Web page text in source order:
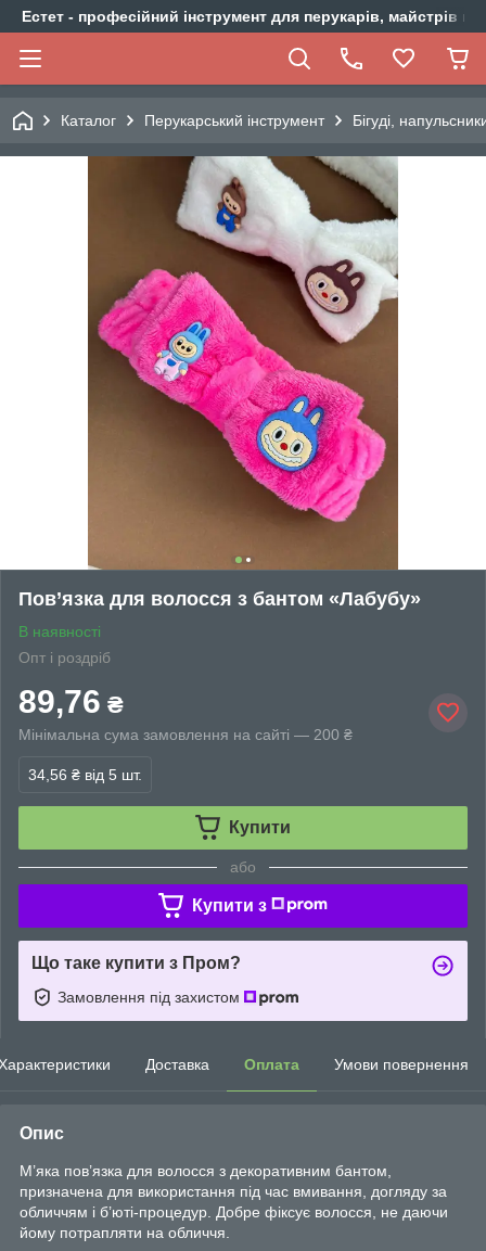
Естет - професійний інструмент для перукарів, майстрів
Каталог Перукарський інструмент Бігуді,
Пов’язка для волосся з бантом «Лабубу»
В наявності
Опт і роздріб
89,76 ₴
Мінімальна сума замовлення на сайті — 200 ₴
34,56 ₴ від 5 шт.
Купити
або
Купити з
Що таке купити з Пром?
Замовлення під захистом
Доставка Оплата Умови повернення
Опис
М’яка пов’язка для волосся з декоративним бантом,
призначена для використання під час вмивання, догляду за
обличчям і б’юті-процедур. Добре фіксує волосся, не даючи
йому потрапляти на обличчя.